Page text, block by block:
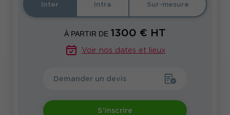
Inter Intra Sur-mesure
À PARTIR DE 1300 € HT
Voir nos dates et lieux
Demander un devis
S'inscrire